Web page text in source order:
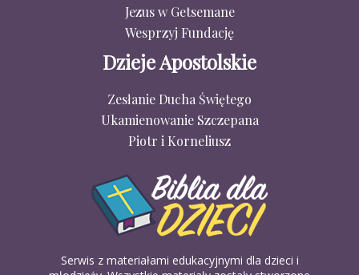
Jezus w Getsemane
Wesprzyj Fundację
Dzieje Apostolskie
Zesłanie Ducha Świętego
Ukamienowanie Szczepana
Piotr i Korneliusz
Serwis z materiałami edukacyjnymi dla dzieci i